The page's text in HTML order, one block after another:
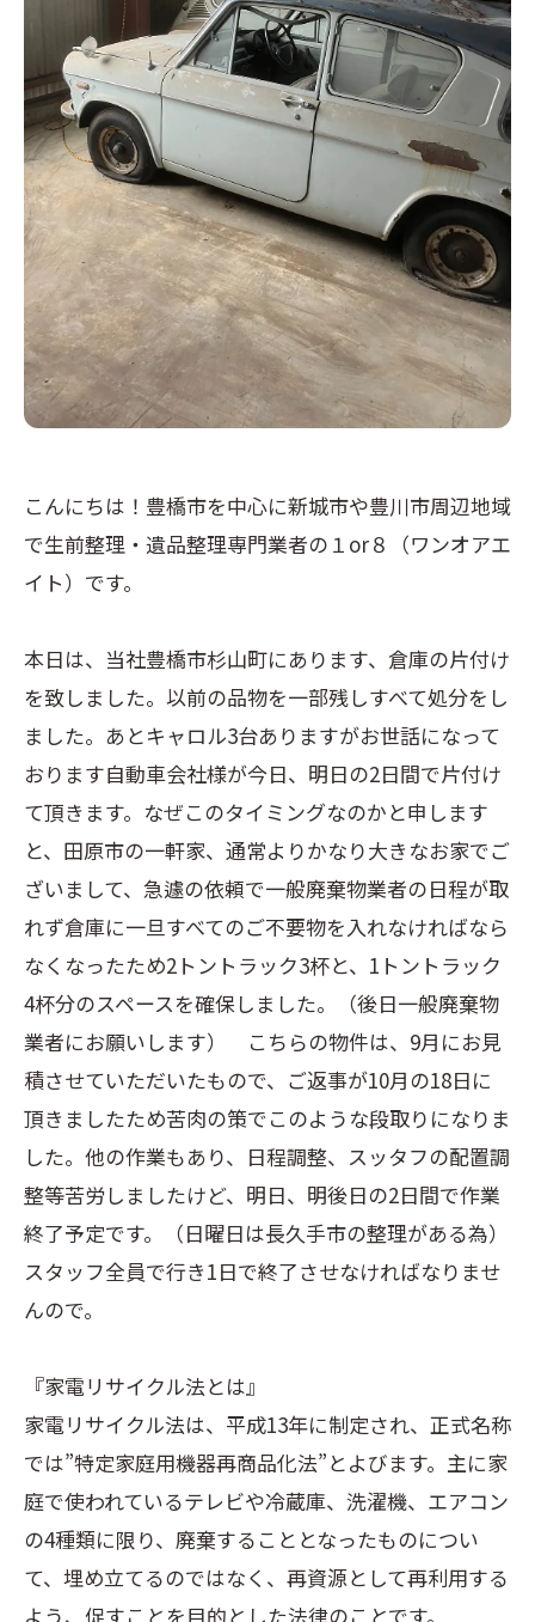
こんにちは！豊橋市を中心に新城市や豊川市周辺地域
で生前整理・遺品整理専門業者の１or８（ワンオアエ
イト）です。
本日は、当社豊橋市杉山町にあります、倉庫の片付け
を致しました。以前の品物を一部残しすべて処分をし
ました。あとキャロル3台ありますがお世話になって
おります自動車会社様が今日、明日の2日間で片付け
て頂きます。なぜこのタイミングなのかと申します
と、田原市の一軒家、通常よりかなり大きなお家でご
ざいまして、急遽の依頼で一般廃棄物業者の日程が取
れず倉庫に一旦すべてのご不要物を入れなければなら
なくなったため2トントラック3杯と、1トントラック
4杯分のスペースを確保しました。（後日一般廃棄物
業者にお願いします） こちらの物件は、9月に​​​​​​お見
積させていただいたもので、ご返事が10月の18日に
頂きましたため苦肉の策でこのような段取りになりま
した。他の作業もあり、日程調整、スッタフの配置調
整等苦労しましたけど、明日、明後日の2日間で作業
終了予定です。（日曜日は長久手市の整理がある為）
スタッフ全員で行き1日で終了させなければなりませ
んので。
『家電リサイクル法とは』
家電リサイクル法は、平成13年に制定され、正式名称
では”特定家庭用機器再商品化法”とよびます。主に家
庭で使われているテレビや冷蔵庫、洗濯機、エアコン
の4種類に限り、廃棄することとなったものについ
て、埋め立てるのではなく、再資源として再利用する
よう、促すことを目的とした法律のことです。